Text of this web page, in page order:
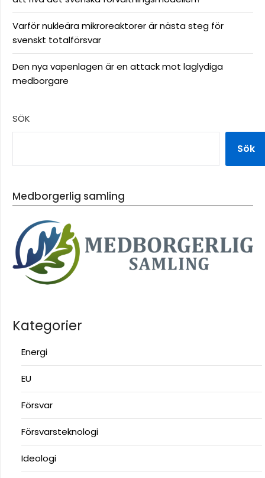
Varför nukleära mikroreaktorer är nästa steg för
svenskt totalförsvar
Den nya vapenlagen är en attack mot laglydiga
medborgare
SÖK
Sök
Medborgerlig samling
Kategorier
Energi
EU
Försvar
Försvarsteknologi
Ideologi